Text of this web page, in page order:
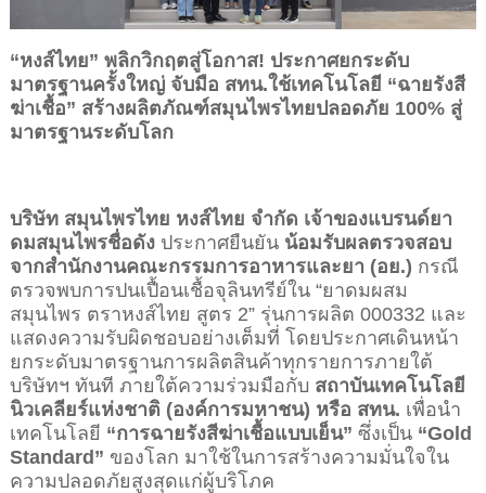
“หงส์ไทย” พลิกวิกฤตสู่โอกาส! ประกาศยกระดับ
มาตรฐานครั้งใหญ่ จับมือ สทน.ใช้เทคโนโลยี “ฉายรังสี
ฆ่าเชื้อ” สร้างผลิตภัณฑ์สมุนไพรไทยปลอดภัย 100% สู่
มาตรฐานระดับโลก
บริษัท สมุนไพรไทย หงส์ไทย จำกัด เจ้าของแบรนด์ยา
ดมสมุนไพรชื่อดัง ประกาศยืนยัน น้อมรับผลตรวจสอบ
จากสำนักงานคณะกรรมการอาหารและยา (อย.) กรณี
ตรวจพบการปนเปื้อนเชื้อจุลินทรีย์ใน “ยาดมผสม
สมุนไพร ตราหงส์ไทย สูตร 2” รุ่นการผลิต 000332 และ
แสดงความรับผิดชอบอย่างเต็มที่ โดยประกาศเดินหน้า
ยกระดับมาตรฐานการผลิตสินค้าทุกรายการภายใต้
บริษัทฯ ทันที ภายใต้ความร่วมมือกับ สถาบันเทคโนโลยี
นิวเคลียร์แห่งชาติ (องค์การมหาชน) หรือ สทน. เพื่อนำ
เทคโนโลยี “การฉายรังสีฆ่าเชื้อแบบเย็น” ซึ่งเป็น “Gold
Standard” ของโลก มาใช้ในการสร้างความมั่นใจใน
ความปลอดภัยสูงสุดแก่ผู้บริโภค